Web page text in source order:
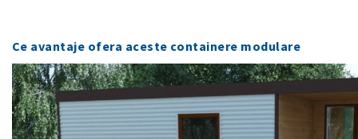
Ce avantaje ofera aceste containere modulare